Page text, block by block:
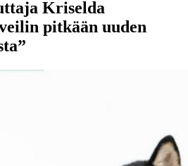
Kriselda
pitkään uuden